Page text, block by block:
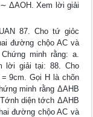
ΔAOH. Xem lời giải
87. Cho tứ giỏc
đường chộo AC và
minh rằng: a.
lời giải tại: 88. Cho
9cm. Gọi H là chõn
minh rằng ΔAHB
diện tớch ΔAHB
đường chộo AC và